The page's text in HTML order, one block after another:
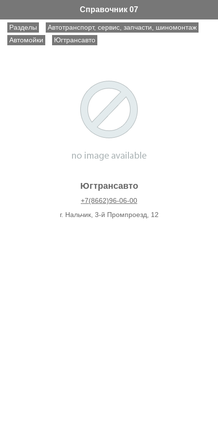
Справочник 07
Разделы
Автотранспорт, сервис, запчасти, шиномонтаж
Автомойки
Югтрансавто
Югтрансавто
+7(8662)96-06-00
г. Нальчик, 3-й Промпроезд, 12